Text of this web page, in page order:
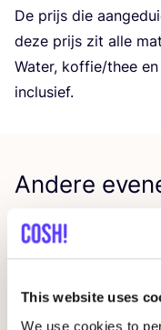
This website uses
We use cookies to
De prijs die
deze prijs zit alle
Water, koffie/​thee
inclusief.
Andere